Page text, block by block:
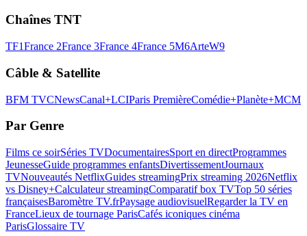
Chaînes TNT
TF1France 2France 3France 4France 5M6ArteW9
Câble & Satellite
BFM TVCNewsCanal+LCIParis PremièreComédie+Planète+MCM
Par Genre
Films ce soirSéries TVDocumentairesSport en directProgrammes
JeunesseGuide programmes enfantsDivertissementJournaux
TVNouveautés NetflixGuides streamingPrix streaming 2026Netflix
vs Disney+Calculateur streamingComparatif box TVTop 50 séries
françaisesBaromètre TV.frPaysage audiovisuelRegarder la TV en
FranceLieux de tournage ParisCafés iconiques cinéma
ParisGlossaire TV